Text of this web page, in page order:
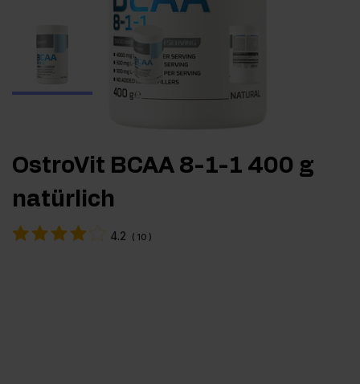
OstroVit BCAA 8-1-1 400 g
natürlich
4.2 ( 10 )